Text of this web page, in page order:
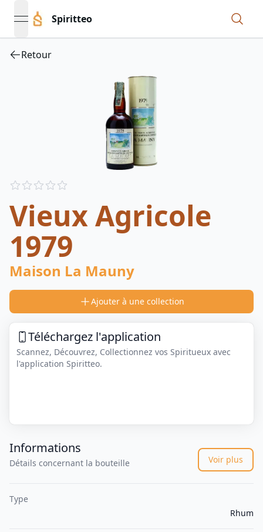
open navigation menu
Spiritteo
Retour
Reviews
Vieux Agricole
1979
Maison La Mauny
Ajouter à une collection
Téléchargez l'application
Scannez, Découvrez, Collectionnez vos Spiritueux avec
l'application Spiritteo.
Informations
Détails concernant la bouteille Voir plus
Type
Rhum